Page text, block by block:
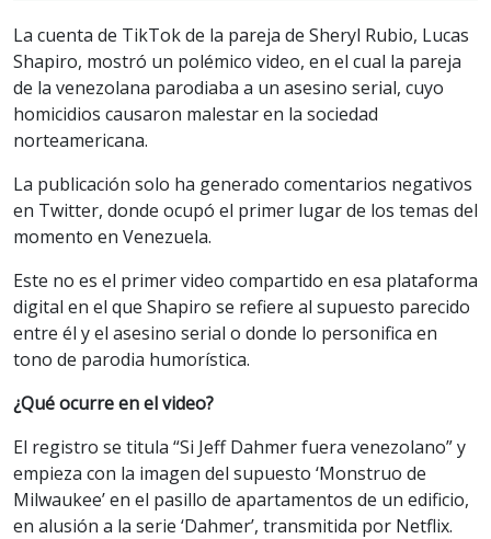
La cuenta de TikTok de la pareja de Sheryl Rubio, Lucas
Shapiro, mostró un polémico video, en el cual la pareja
de la venezolana parodiaba a un asesino serial, cuyo
homicidios causaron malestar en la sociedad
norteamericana.
La publicación solo ha generado comentarios negativos
en Twitter, donde ocupó el primer lugar de los temas del
momento en Venezuela.
Este no es el primer video compartido en esa plataforma
digital en el que Shapiro se refiere al supuesto parecido
entre él y el asesino serial o donde lo personifica en
tono de parodia humorística.
¿Qué ocurre en el video?
El registro se titula “Si Jeff Dahmer fuera venezolano” y
empieza con la imagen del supuesto ‘Monstruo de
Milwaukee’ en el pasillo de apartamentos de un edificio,
en alusión a la serie ‘Dahmer’, transmitida por Netflix.